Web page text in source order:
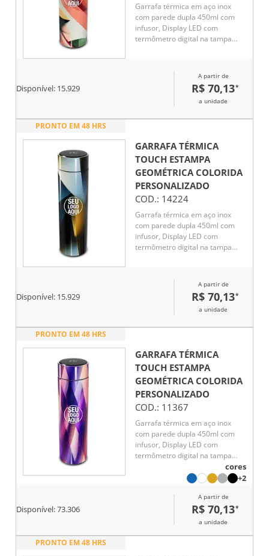
Garrafa térmica em aço inox
com parede dupla 450ml com
infusor, Display LED com
termômetro digital na tampa
Disponível: 15.929
A partir de
R$ 70,13*
a unidade
PRONTO EM 48 HRS
GARRAFA TÉRMICA
TOUCH ESTAMPA
GEOMÉTRICA COLORIDA
PERSONALIZADO
COD.: 14224
Garrafa térmica em aço inox
com parede dupla 450ml com
infusor, Display LED com
termômetro digital na tampa
Disponível: 15.929
A partir de
R$ 70,13*
a unidade
PRONTO EM 48 HRS
GARRAFA TÉRMICA
TOUCH ESTAMPA
GEOMÉTRICA COLORIDA
PERSONALIZADO
COD.: 11367
Garrafa térmica em aço inox
com parede dupla 450ml com
infusor, Display LED com
termômetro digital na tampa
para indicar a temperatura do
líquido, Conserva líquido quente
cores
+2
Disponível:73.306
A partir de
R$ 70,13*
a unidade
PRONTO EM 48 HRS